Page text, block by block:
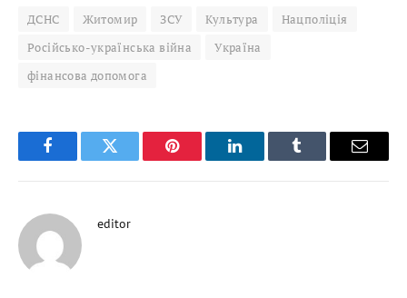
ДСНС Житомир ЗСУ Культура
Нацполіція
Російсько-українська війна
Україна
фінансова допомога
FacebookTwitter Pinterest LinkedInTumblr Email
editor